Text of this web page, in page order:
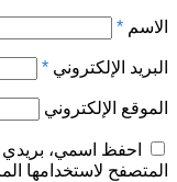
الاسم *
البريد الإلكتروني *
الموقع الإلكتروني
احفظ اسمي، بريدي
المتصفح لاستخدامها